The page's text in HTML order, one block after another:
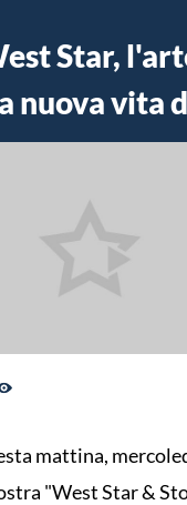
Star,
nuova vita
mattina,
"West Star &